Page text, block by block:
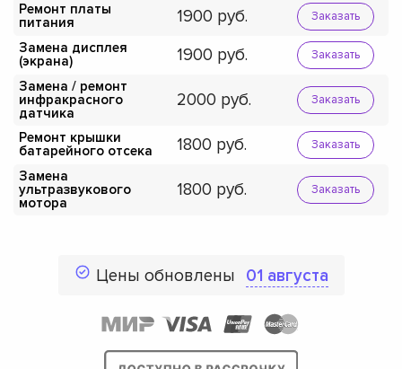
Ремонт платы
питания
1900 Заказать
Замена дисплея
(экрана)
1900 Заказать
Замена / ремонт
инфракрасного
датчика
2000 Заказать
Ремонт крышки
батарейного отсека
1800 Заказать
Замена
ультразвукового
мотора
1800 Заказать
Цены обновлены 01 августа